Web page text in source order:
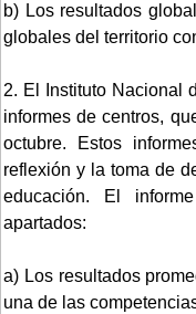
b) Los resultados
globales del territorio
2. El Instituto Nacional
informes de centros,
octubre. Estos
reflexión y la toma de
educación. El
apartados:
a) Los resultados
una de las